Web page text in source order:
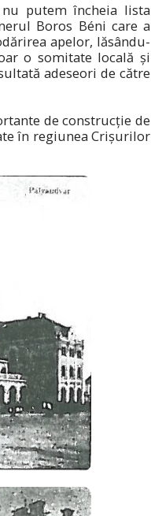
putem încheia lista
Boros Béni care a
apelor, lăsându-
o somitate locală și
adeseori de către
de construcție de
în regiunea Crișurilor